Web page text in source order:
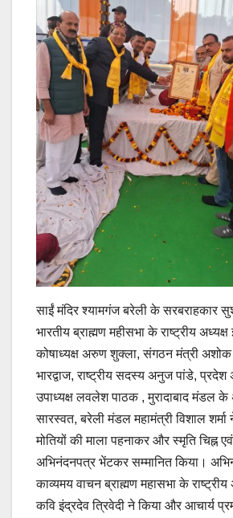
साईं मंदिर श्यामगंज बरेली के सरबराहकार
भारतीय ब्राह्मण महीसभा के राष्ट्रीय अध्यक्ष
कोषाध्यक्ष अरुण शुक्ला, संगठन मंत्री अशोक
भारद्वाज, राष्ट्रीय सदस्य अनुज पांडे, प्रदेश
उपाध्यक्ष लवलेश पाठक , मुरादाबाद मंडल के
सारस्वत, बरेली मंडल महामंत्री विशाल शर्मा
मोतियों की माला पहनाकर और स्मृति चिह्न
अभिनंदनपत्र भेंटकर सम्मानित किया।
काव्यमय वाचन ब्राह्मण महासभा के
कवि इंद्रदेव त्रिवेदी ने किया और आचार्य